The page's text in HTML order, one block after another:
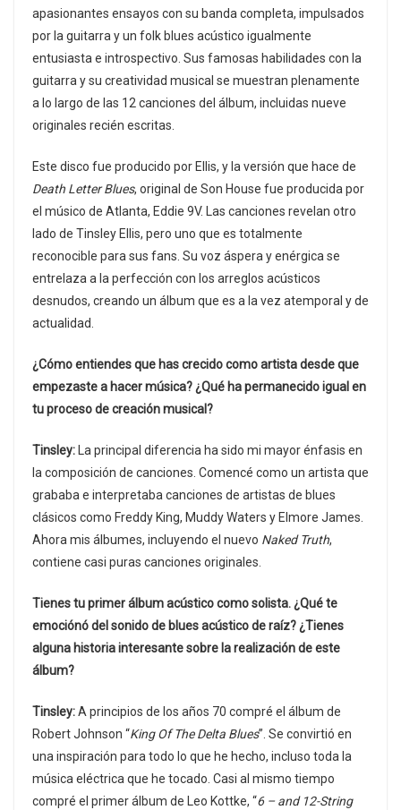
apasionantes ensayos con su banda completa, impulsados
por la guitarra y un folk blues acústico igualmente
entusiasta e introspectivo. Sus famosas habilidades con la
guitarra y su creatividad musical se muestran plenamente
a lo largo de las 12 canciones del álbum, incluidas nueve
originales recién escritas.
Este disco fue producido por Ellis, y la versión que hace de
Death Letter Blues, original de Son House fue producida por
el músico de Atlanta, Eddie 9V. Las canciones revelan otro
lado de Tinsley Ellis, pero uno que es totalmente
reconocible para sus fans. Su voz áspera y enérgica se
entrelaza a la perfección con los arreglos acústicos
desnudos, creando un álbum que es a la vez atemporal y de
actualidad.
¿Cómo entiendes que has crecido como artista desde que
empezaste a hacer música? ¿Qué ha permanecido igual en
tu proceso de creación musical?
Tinsley: La principal diferencia ha sido mi mayor énfasis en
la composición de canciones. Comencé como un artista que
grababa e interpretaba canciones de artistas de blues
clásicos como Freddy King, Muddy Waters y Elmore James.
Ahora mis álbumes, incluyendo el nuevo Naked Truth,
contiene casi puras canciones originales.
Tienes tu primer álbum acústico como solista. ¿Qué te
emociónó del sonido de blues acústico de raíz? ¿Tienes
alguna historia interesante sobre la realización de este
álbum?
Tinsley:A principios de los años 70 compré el álbum de
Robert Johnson “King Of The Delta Blues”. Se convirtió en
una inspiración para todo lo que he hecho, incluso toda la
música eléctrica que he tocado. Casi al mismo tiempo
compré el primer álbum de Leo Kottke, “6 – and 12-String